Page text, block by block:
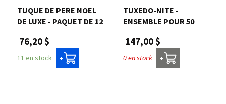
TUQUE DE PERE NOEL
DE LUXE - PAQUET DE 12
76,20 $
11 en stock +
TUXEDO-NITE -
ENSEMBLE POUR 50
147,00 $
0 en stock +